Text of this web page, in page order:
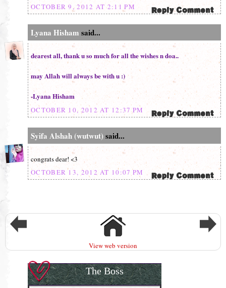
OCTOBER 9, 2012 AT 2:11 PM
Lyana Hisham said...
dearest all, thank u so much for all the wishes n doa..
may Allah will always be with u :)
-Lyana Hisham
OCTOBER 10, 2012 AT 12:37 PM
Syifa Alshah (wutwut)said...
congrats dear! <3
OCTOBER 13, 2012 AT 10:07 PM
View web version
The Boss